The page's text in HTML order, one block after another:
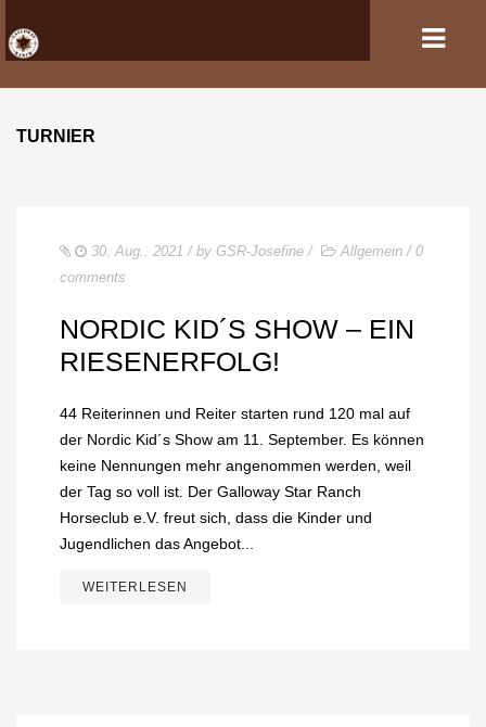
HOME
PFERDEHALTUNG UND REITSPORT
GASTBOXEN UND PENSION
KONTAKT
IMPRESSUM
DATENSCHUTZ
TURNIER
30. Aug.. 2021 / by GSR-Josefine / Allgemein / 0
comments
NORDIC KID´S SHOW – EIN
RIESENERFOLG!
44 Reiterinnen und Reiter starten rund 120 mal auf
der Nordic Kid´s Show am 11. September. Es können
keine Nennungen mehr angenommen werden, weil
der Tag so voll ist. Der Galloway Star Ranch
Horseclub e.V. freut sich, dass die Kinder und
Jugendlichen das Angebot...
WEITERLESEN